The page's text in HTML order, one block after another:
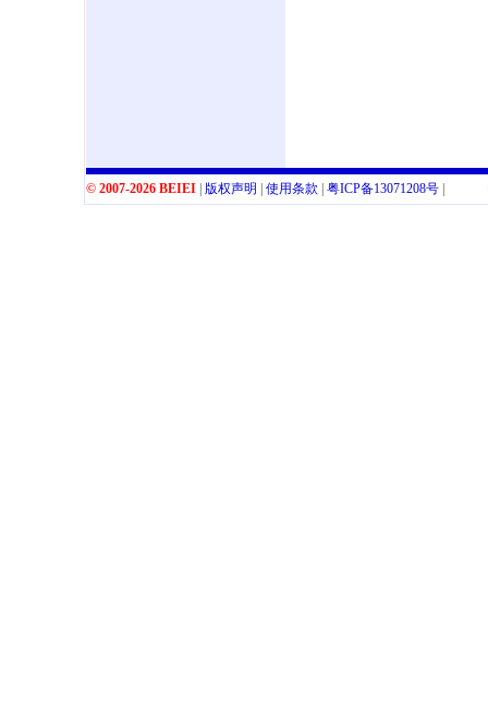
© 2007-2026 BEIEI| 版权声明 使用条款 粤ICP备13071208号|